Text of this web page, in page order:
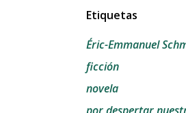
Etiquetas
Éric-Emmanuel
ficción
novela